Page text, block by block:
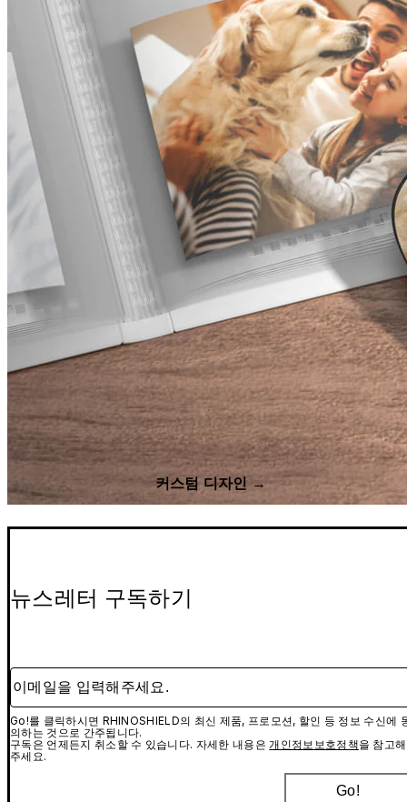
커스텀 디자인 →
뉴스레터 구독하기
이메일을 입력해주세요.
Go!를 클릭하시면 RHINOSHIELD의 최신 제품, 프로모션, 할인 등 정보 수신에
의하는 것으로 간주됩니다.
구독은 언제든지 취소할 수 있습니다. 자세한 내용은 개인정보보호정책을 참고해
주세요.
Go!